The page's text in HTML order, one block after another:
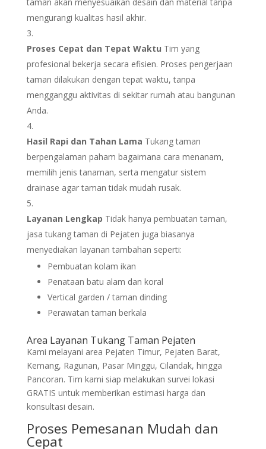
mengurangi kualitas hasil akhir.
Proses Cepat dan Tepat Waktu Tim yang
profesional bekerja secara efisien. Proses pengerjaan
taman dilakukan dengan tepat waktu, tanpa
mengganggu aktivitas di sekitar rumah atau bangunan
Anda.
Hasil Rapi dan Tahan Lama Tukang taman
berpengalaman paham bagaimana cara menanam,
memilih jenis tanaman, serta mengatur sistem
drainase agar taman tidak mudah rusak.
Layanan Lengkap Tidak hanya pembuatan taman,
jasa tukang taman di Pejaten juga biasanya
menyediakan layanan tambahan seperti:
Pembuatan kolam ikan
Penataan batu alam dan koral
Vertical garden / taman dinding
Perawatan taman berkala
Area Layanan Tukang Taman Pejaten
Kami melayani area Pejaten Timur, Pejaten Barat,
Kemang, Ragunan, Pasar Minggu, Cilandak, hingga
Pancoran. Tim kami siap melakukan survei lokasi
GRATIS untuk memberikan estimasi harga dan
konsultasi desain.
Proses Pemesanan Mudah dan
Cepat